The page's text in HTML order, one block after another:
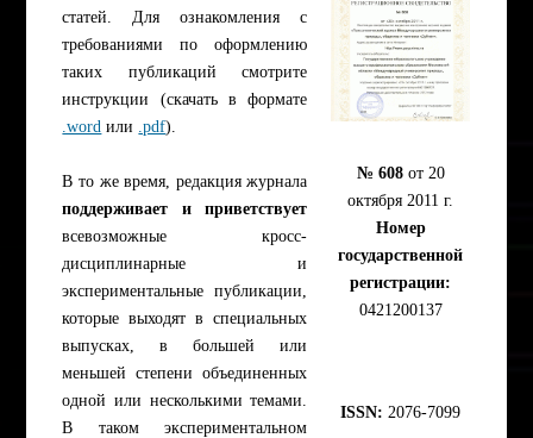
статей. Для ознакомления с
требованиями по оформлению
таких публикаций смотрите
инструкции (скачать в формате
.word или .pdf).
В то же время, редакция журнала
поддерживает и приветствует
всевозможные кросс-
дисциплинарные и
экспериментальные публикации,
которые выходят в специальных
выпусках, в большей или
меньшей степени объединенных
одной или несколькими темами.
В таком экспериментальном
№ 608от 20
октября 2011 г.
Номер
государственной
регистрации:
0421200137
ISSN: 2076-7099